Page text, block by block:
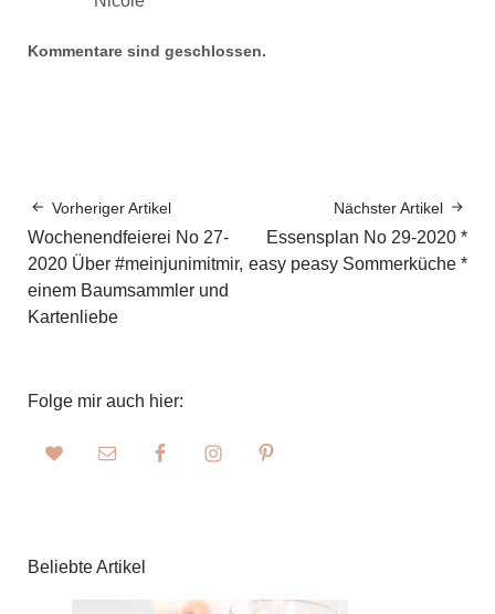
Kommentare sind geschlossen.
Vorheriger Artikel
Wochenendfeierei No 27-
2020 Über #meinjunimitmir,
einem Baumsammler und
Kartenliebe
Nächster Artikel
Essensplan No 29-2020 *
easy peasy Sommerküche *
Folge mir auch hier:
Beliebte Artikel